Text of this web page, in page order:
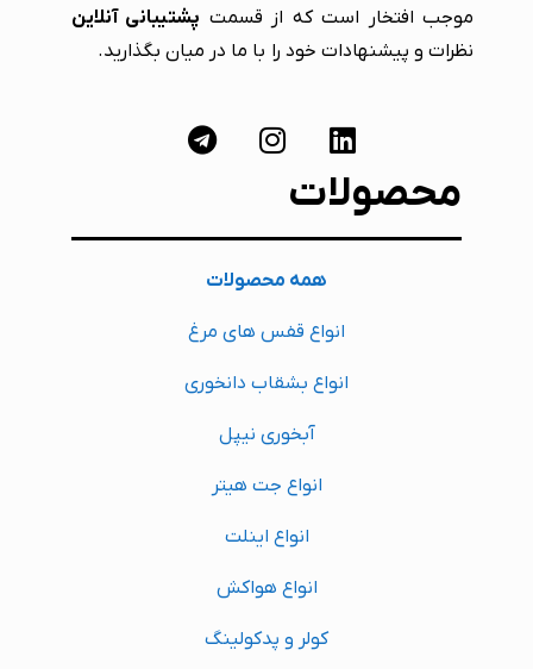
موجب افتخار است که از قسمت پشتیبانی آنلاین
نظرات و پیشنهادات خود را با ما در میان بگذارید.
محصولات
همه محصولات
انواع قفس های مرغ
انواع بشقاب دانخوری
آبخوری نیپل
انواع جت هیتر
انواع اینلت
انواع هواکش
کولر و پدکولینگ